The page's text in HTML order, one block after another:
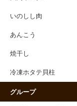
いのしし肉
あんこう
焼干し
冷凍ホタテ貝柱
グループ